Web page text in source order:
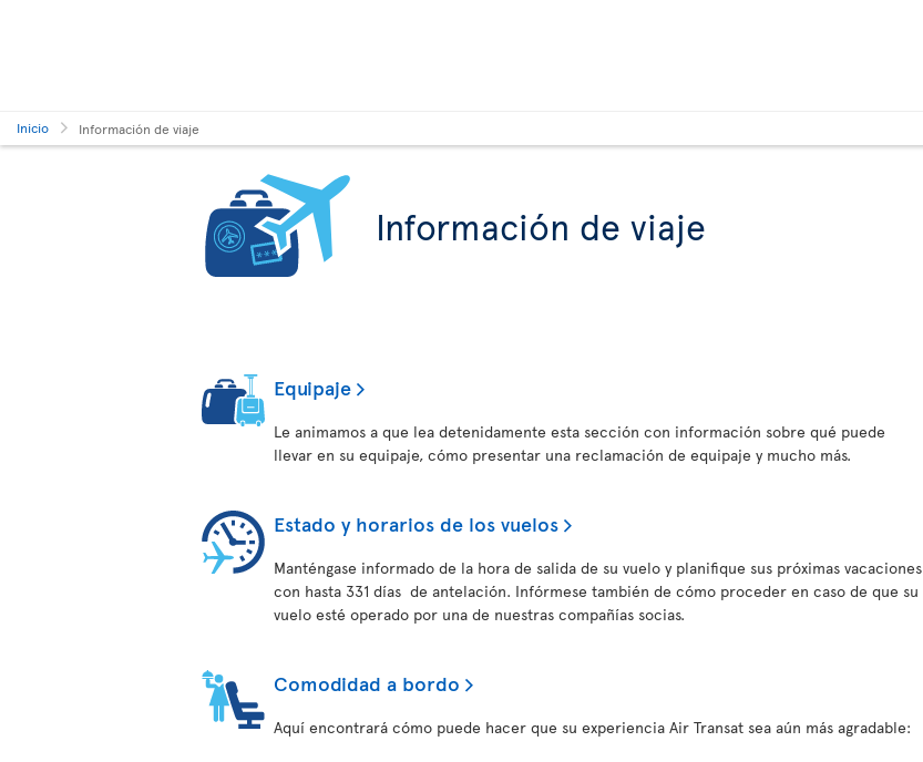
Inicio Información de viaje
Información de viaje
Equipaje
Le animamos a que lea detenidamente esta sección con información sobre qué puede
llevar en su equipaje, cómo presentar una reclamación de equipaje y mucho más.
Estado y horarios de los vuelos
Manténgase informado de la hora de salida de su vuelo y planifique sus próximas vacaciones
con hasta 331 días de antelación. Infórmese también de cómo proceder en caso de que su
vuelo esté operado por una de nuestras compañías socias.
Comodidad a bordo
Aquí encontrará cómo puede hacer que su experiencia Air Transat sea aún más agradable: